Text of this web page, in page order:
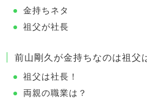
金持ちネタ
祖父が社長
前山剛久が金持ちなのは祖父
祖父は社長！
両親の職業は？